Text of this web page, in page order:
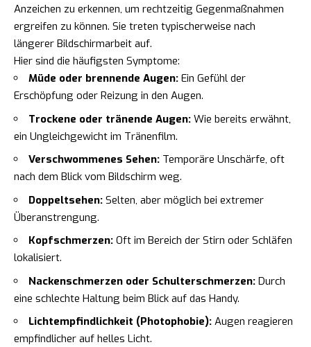
Anzeichen zu erkennen, um rechtzeitig Gegenmaßnahmen
ergreifen zu können. Sie treten typischerweise nach
längerer Bildschirmarbeit auf.
Hier sind die häufigsten Symptome:
Müde oder brennende Augen: Ein Gefühl der
Erschöpfung oder Reizung in den Augen.
Trockene oder tränende Augen: Wie bereits erwähnt,
ein Ungleichgewicht im Tränenfilm.
Verschwommenes Sehen: Temporäre Unschärfe, oft
nach dem Blick vom Bildschirm weg.
Doppeltsehen: Selten, aber möglich bei extremer
Überanstrengung.
Kopfschmerzen: Oft im Bereich der Stirn oder Schläfen
lokalisiert.
Nackenschmerzen oder Schulterschmerzen: Durch
eine schlechte Haltung beim Blick auf das Handy.
Lichtempfindlichkeit (Photophobie): Augen reagieren
empfindlicher auf helles Licht.